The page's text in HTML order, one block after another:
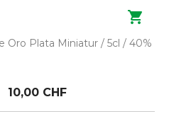

Oro Plata Miniatur / 5cl / 40%
10,00 CHF